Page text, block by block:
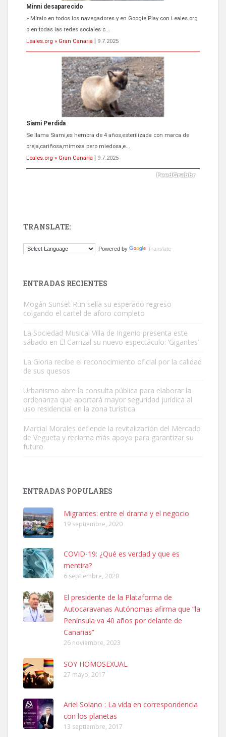
Minni desaparecido
» Míralo en todos los navegadores y en Google Play con Leales.org
o en todas las redes sociales c...
Leales.org » Gran Canaria | 9.7.2025
Siami Perdida
Se llama Siami,es hembra de 4 años,esterilizada con marca de
oreja,cariñosa,mimosa pero miedosa,e...
Leales.org » Gran Canaria | 9.7.2025
El ayuntamiento se va a llevar a Los Gatos callejeros de la zona los
Este gato macho ha aparecido en la calle hace menos de un mes,
Leales.org » Gran Canaria | 9.7.2025
hembra, 4 años. Por motivos personales ...
Leales.org » Gran Canaria
SHIBA PERDIDO AVDA JOSE MESA Y LOPEZ
PERRO MACHO RAZA SHIBA CON MICROCHIP PERDIDO HOY
06/07/2025 ZONA MESA Y LOPEZ. ES MUY ASUSTADIZO
Leales.org » Gran Canaria
6.7.2025
Ninfa perdida
El día 5 se los perdió una ninfa papillera, asustada tiene miedo a la
calle, se perdió por la zon...
TRANSLATE:
Powered by Translate
ENTRADAS RECIENTES
Mogán Sunset Run sella su esperado regreso
colgando el cartel de aforo completo
La Sociedad Musical Villa de Ingenio presenta este
sábado en El Carrizal su nuevo espectáculo: ‘Gigantes’
La Gloria recibe el reconocimiento oficial por la calidad
de sus quesos
Urbanismo abre la consulta pública para elaborar la
ordenanza que aportará mayor seguridad jurídica al
uso residencial en la zona turística
Marcial Morales defiende la revitalización del Mercado
de Vegueta y reclama más apoyo para garantizar su
futuro.
ENTRADAS POPULARES
Migrantes: entre el drama y el negocio
19 septiembre, 2020
COVID-19: ¿Qué es verdad y que es
mentira?
6 septiembre, 2020
El presidente de la Plataforma de
Autocaravanas Autónomas afirma que “la
Península va 40 años por delante de
Canarias”
26 noviembre, 2023
SOY HOMOSEXUAL
27 mayo, 2017
Ariel Solano : La vida en correspondencia
con los planetas
13 septiembre, 2017